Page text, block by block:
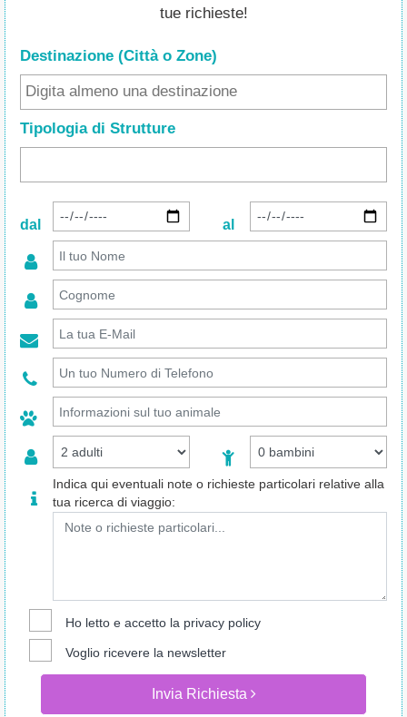
tue richieste!
Destinazione (Città o Zone)
Tipologia di Strutture
dal al
Indica qui eventuali note o richieste particolari relative alla
tua ricerca di viaggio:
Ho letto e accetto la privacy policy
Voglio ricevere la newsletter
Invia Richiesta